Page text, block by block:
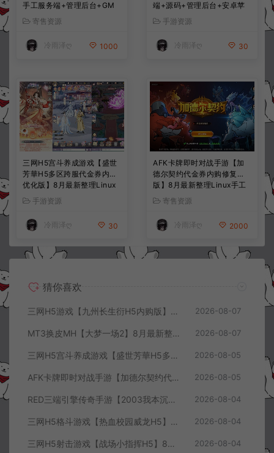
手工服务端+管理后台+GM
授权后台+简易安卓客户端
+详细搭建教程+视频教程
寄售资源
冷雨泽ღ 1000
端+源码+管理后台+安卓苹
果双端+详细搭建教程+视频
教程
手游资源
冷雨泽ღ 30
三网H5宫斗养成游戏【盛世
芳華H5多区跨服代金券内购
优化版】8月最新整理Linux
手工服务端+CDK授权后台
+全资源安卓+详细搭建教程
+视频教程
手游资源
冷雨泽ღ 30
AFK卡牌即时对战手游【加
德尔契约代金券内购修复
版】8月最新整理Linux手工
服务端+前后端全套源码+CD
K授权后台+安卓苹果双端
+详细搭建教程+视频教程
寄售资源
冷雨泽ღ 2000
猜你喜欢
三网H5游戏【九州长生衍H5内购版】8月最新整理Linux手工服务端+管理后台+GM授权后台+简易安卓客户端+详细搭建教程+视频教程 2026-08-07
MT3换皮MH【大梦一场2】8月最新整理Linux手工服务端+源码+管理后台+安卓苹果双端+详细搭建教程+视频教程 2026-08-07
三网H5宫斗养成游戏【盛世芳華H5多区跨服代金券内购优化版】8月最新整理Linux手工服务端+CDK授权后台+全资源安卓+详细搭建教程+视频教程 2026-08-05
AFK卡牌即时对战手游【加德尔契约代金券内购修复版】8月最新整理Linux手工服务端+前后端全套源码+CDK授权后台+安卓苹果双端+详细搭建教程+视频教程 2026-08-05
RED三端引擎传奇手游【2003我本沉默三职业】8月最新整理Win一键服务端+PC安卓+详细搭建教程 2026-08-04
三网H5格斗游戏【热血校园威龙H5】8月最新整理Linux手工服务端+Win一键服务端+解压即玩+简易安卓客户端+详细搭建教程 2026-08-04
三网H5射击游戏【战场小指挥H5】8月最新整理Linux手工服务端+Win一键服务端+解压即玩+简易安卓客户端+详细搭建教程 2026-08-04